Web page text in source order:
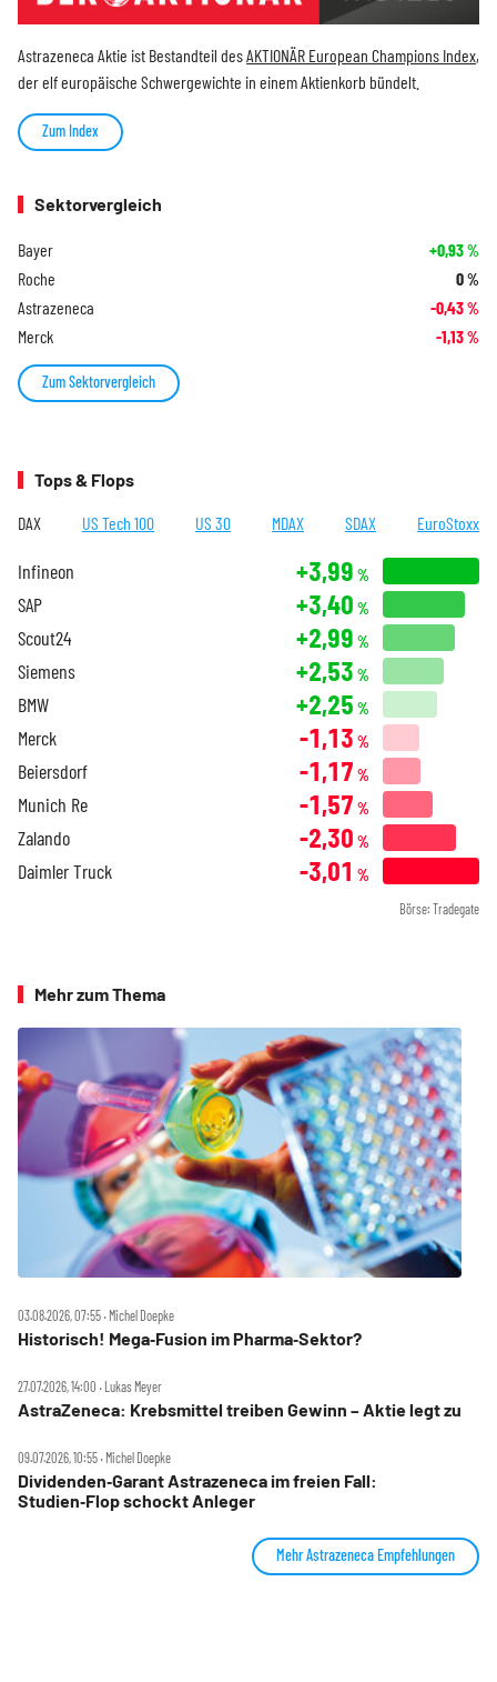
Astrazeneca Aktie ist Bestandteil desAKTIONÄR European Champions Index,
der elf europäische Schwergewichte in einem Aktienkorb bündelt.
Zum Index
Sektorvergleich
Bayer +0,93%
Roche 0%
Astrazeneca -0,43%
Merck -1,13%
Zum Sektorvergleich
Tops & Flops
DAX US Tech 100 US 30 MDAX SDAX EuroStoxx
Infineon +3,99 %
SAP +3,40 %
Scout24 +2,99 %
Siemens +2,53 %
BMW +2,25 %
Merck -1,13 %
Beiersdorf -1,17 %
Munich Re -1,57 %
Zalando -2,30 %
Daimler Truck -3,01 %
Börse: Tradegate
Mehr zum Thema
03.08.2026, 07:55 ‧ Michel Doepke
Historisch! Mega‑Fusion im Pharma‑Sektor?
27.07.2026, 14:00 ‧ Lukas Meyer
AstraZeneca: Krebsmittel treiben Gewinn – Aktie legt zu
09.07.2026, 10:55 ‧ Michel Doepke
Dividenden‑Garant Astrazeneca im freien Fall:
Studien‑Flop schockt Anleger
Mehr Astrazeneca Empfehlungen